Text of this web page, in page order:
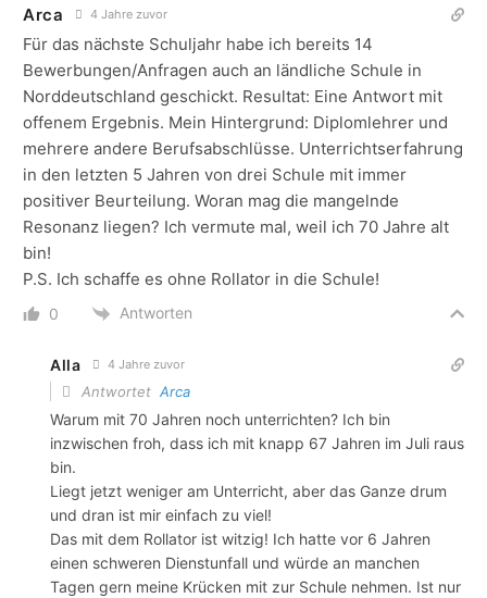
Arca 4 Jahre zuvor
Für das nächste Schuljahr habe ich bereits 14
Bewerbungen/Anfragen auch an ländliche Schule in
Norddeutschland geschickt. Resultat: Eine Antwort mit
offenem Ergebnis. Mein Hintergrund: Diplomlehrer und
mehrere andere Berufsabschlüsse. Unterrichtserfahrung
in den letzten 5 Jahren von drei Schule mit immer
positiver Beurteilung. Woran mag die mangelnde
Resonanz liegen? Ich vermute mal, weil ich 70 Jahre alt
bin!
P.S. Ich schaffe es ohne Rollator in die Schule!
0 Antworten
Alla 4 Jahre zuvor
Antwortet Arca
Warum mit 70 Jahren noch unterrichten? Ich bin
inzwischen froh, dass ich mit knapp 67 Jahren im Juli raus
bin.
Liegt jetzt weniger am Unterricht, aber das Ganze drum
und dran ist mir einfach zu viel!
Das mit dem Rollator ist witzig! Ich hatte vor 6 Jahren
einen schweren Dienstunfall und würde an manchen
Tagen gern meine Krücken mit zur Schule nehmen. Ist nur